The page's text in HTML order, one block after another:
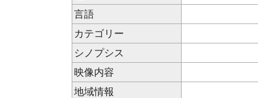
言語
カテゴリー
シノプシス
映像内容
地域情報